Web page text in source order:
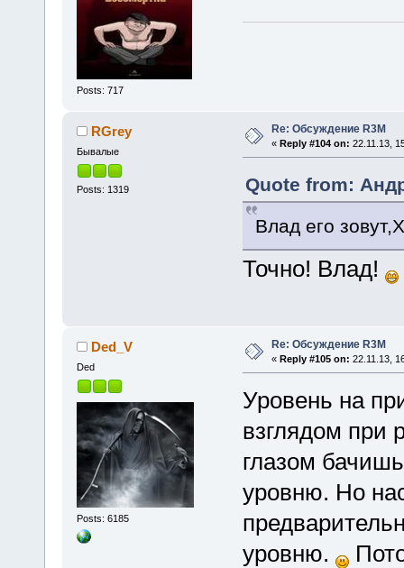
Posts: 717
RGrey
Бывалые
Posts: 1319
Re: Обсуждение R3M
« Reply #104 on: 22.11.13,
Quote from:
Влад его
Точно! Влад!
Ded_V
Ded
Posts: 6185
Re: Обсуждение R3M
« Reply #105 on: 22.11.13,
Уровень на
взглядом при
глазом
уровню. Но
уровню.